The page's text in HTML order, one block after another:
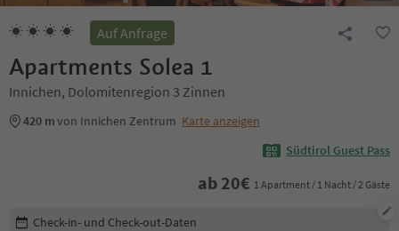
Auf Anfrage
Apartments Solea 1
Innichen, Dolomitenregion 3 Zinnen
420 mvon Innichen Zentrum Karte anzeigen
Südtirol Guest Pass
ab 20€ 1 Apartment / 1 Nacht / 2 Gäste
Buchungsdetails bearbeiten
Check-in- und Check-out-Daten